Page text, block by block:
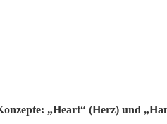
„Heart“ (Herz) und